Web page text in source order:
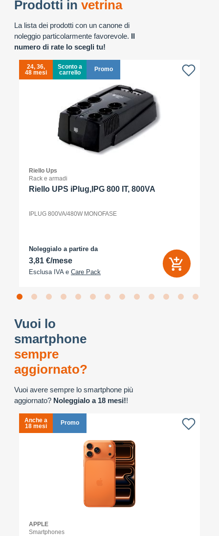
Prodotti in vetrina
La lista dei prodotti con un canone di
noleggio particolarmente favorevole. Il
numero di rate lo scegli tu!
24, 36,
48 mesi
Sconto a
carrello
Promo
Riello Ups
Rack e armadi
Riello UPS iPlug,IPG 800 IT, 800VA
IPLUG 800VA/480W MONOFASE
Noleggialo a partire da
3,81 €/mese
Esclusa IVA e Care Pack
Vuoi lo
smartphone
sempre
aggiornato?
Vuoi avere sempre lo smartphone più
aggiornato? Noleggialo a 18 mesi!!
Anche a
18 mesi
Promo
APPLE
Smartphones